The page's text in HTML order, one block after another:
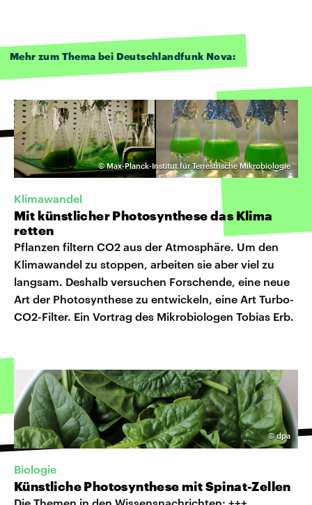
Mehr zum Thema bei Deutschlandfunk Nova:
©Max-Planck-Institut für Terrestrische Mikrobiologie
Klimawandel
Mit künstlicher Photosynthese das Klima
retten
Pflanzen filtern CO2 aus der Atmosphäre. Um den
Klimawandel zu stoppen, arbeiten sie aber viel zu
langsam. Deshalb versuchen Forschende, eine neue
Art der Photosynthese zu entwickeln, eine Art Turbo-
CO2-Filter. Ein Vortrag des Mikrobiologen Tobias Erb.
©dpa
Biologie
Künstliche Photosynthese mit Spinat-Zellen
Die Themen in den Wissensnachrichten: +++